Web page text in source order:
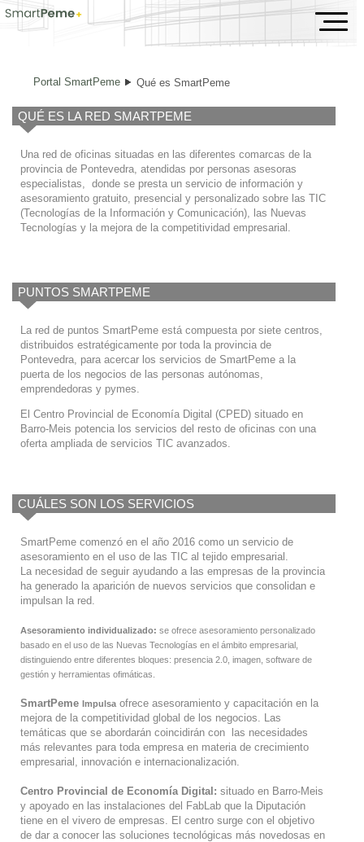
Qué es SmartPeme
Portal SmartPeme Qué es SmartPeme
QUÉ ES LA RED SMARTPEME
Una red de oficinas situadas en las diferentes comarcas de la
provincia de Pontevedra, atendidas por personas asesoras
especialistas, donde se presta un servicio de información y
asesoramiento gratuito, presencial y personalizado sobre las TIC
(Tecnologías de la Información y Comunicación), las Nuevas
Tecnologías y la mejora de la competitividad empresarial.
PUNTOS SMARTPEME
La red de puntos SmartPeme está compuesta por siete centros,
distribuidos estratégicamente por toda la provincia de
Pontevedra, para acercar los servicios de SmartPeme a la
puerta de los negocios de las personas autónomas,
emprendedoras y pymes.
El Centro Provincial de Economía Digital (CPED) situado en
Barro-Meis potencia los servicios del resto de oficinas con una
oferta ampliada de servicios TIC avanzados.
CUÁLES SON LOS SERVICIOS
SmartPeme comenzó en el año 2016 como un servicio de
asesoramiento en el uso de las TIC al tejido empresarial.
La necesidad de seguir ayudando a las empresas de la provincia
ha generado la aparición de nuevos servicios que consolidan e
impulsan la red.
Asesoramiento individualizado: se ofrece asesoramiento personalizado
basado en el uso de las Nuevas Tecnologías en el ámbito empresarial,
distinguiendo entre diferentes bloques: presencia 2.0, imagen, software de
gestión y herramientas ofimáticas.
SmartPeme Impulsa ofrece asesoramiento y capacitación en la
mejora de la competitividad global de los negocios. Las
temáticas que se abordarán coincidirán con las necesidades
más relevantes para toda empresa en materia de crecimiento
empresarial, innovación e internacionalización.
Centro Provincial de Economía Digital: situado en Barro-Meis
y apoyado en las instalaciones del FabLab que la Diputación
tiene en el vivero de empresas. El centro surge con el objetivo
de dar a conocer las soluciones tecnológicas más novedosas en